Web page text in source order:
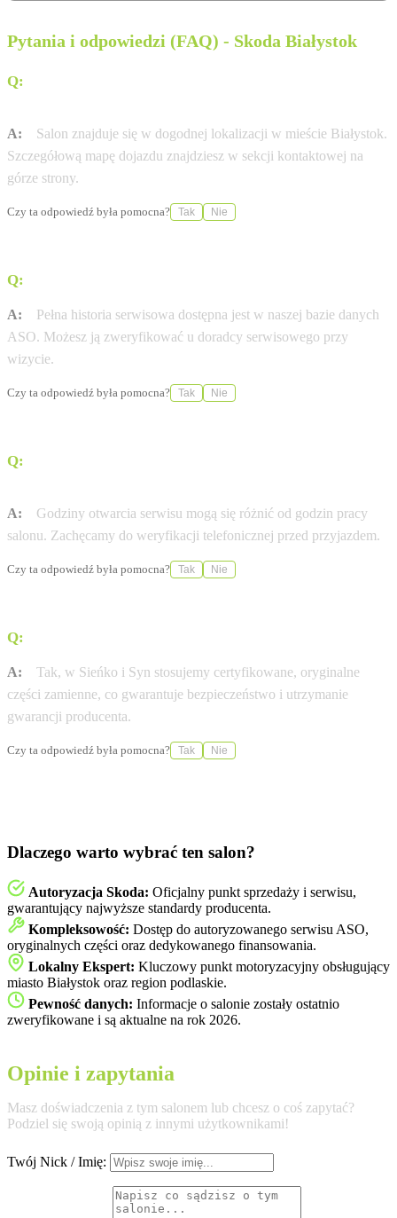
Pytania i odpowiedzi (FAQ) - Skoda Białystok
Q:
A:
Salon znajduje się w dogodnej lokalizacji w mieście Białystok.
Szczegółową mapę dojazdu znajdziesz w sekcji kontaktowej na
górze strony.
Czy ta odpowiedź była pomocna? Tak Nie
Q:
A:
Pełna historia serwisowa dostępna jest w naszej bazie danych
ASO. Możesz ją zweryfikować u doradcy serwisowego przy
wizycie.
Czy ta odpowiedź była pomocna? Tak Nie
Q:
A:
Godziny otwarcia serwisu mogą się różnić od godzin pracy
salonu. Zachęcamy do weryfikacji telefonicznej przed przyjazdem.
Czy ta odpowiedź była pomocna? Tak Nie
Q:
A:
Tak, w Sieńko i Syn stosujemy certyfikowane, oryginalne
części zamienne, co gwarantuje bezpieczeństwo i utrzymanie
gwarancji producenta.
Czy ta odpowiedź była pomocna? Tak Nie
Dlaczego warto wybrać ten salon?
Autoryzacja Skoda: Oficjalny punkt sprzedaży i serwisu,
gwarantujący najwyższe standardy producenta.
Kompleksowość: Dostęp do autoryzowanego serwisu ASO,
oryginalnych części oraz dedykowanego finansowania.
Lokalny Ekspert: Kluczowy punkt motoryzacyjny obsługujący
miasto Białystok oraz region podlaskie.
Pewność danych: Informacje o salonie zostały ostatnio
zweryfikowane i są aktualne na rok 2026.
Opinie i zapytania
Masz doświadczenia z tym salonem lub chcesz o coś zapytać?
Podziel się swoją opinią z innymi użytkownikami!
Twój Nick / Imię: